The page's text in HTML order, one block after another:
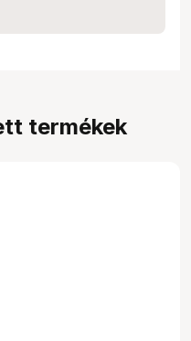
termékek